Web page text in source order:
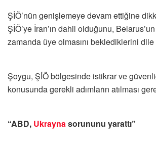
ŞİÖ’nün genişlemeye devam ettiğine
ŞİÖ’ye İran’ın dahil olduğunu,
zamanda üye olmasını beklediklerini
Şoygu, ŞİÖ bölgesinde istikrar ve
konusunda gerekli adımların atılması
“ABD, Ukrayna sorununu yarattı”